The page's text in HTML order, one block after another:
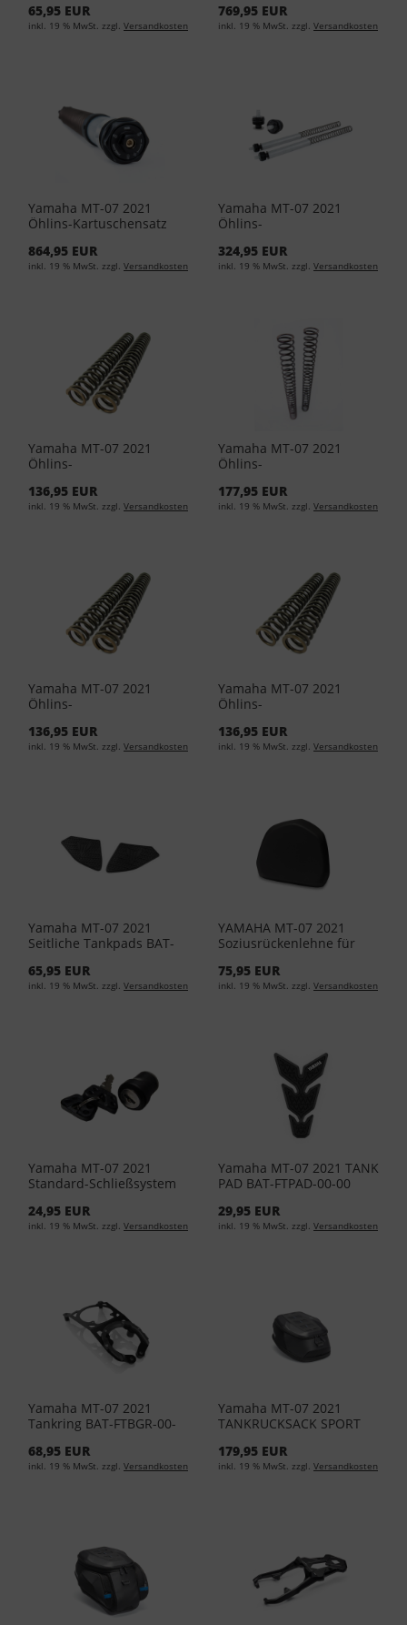
65,95 EUR
inkl. 19 % MwSt. zzgl. Versandkosten
769,95 EUR
inkl. 19 % MwSt. zzgl. Versandkosten
Yamaha MT-07 2021
Öhlins-Kartuschensatz
20400-00-00
864,95 EUR
inkl. 19 % MwSt. zzgl. Versandkosten
Yamaha MT-07 2021
Öhlins-
FSK-10800-00-00
324,95 EUR
inkl. 19 % MwSt. zzgl. Versandkosten
Yamaha MT-07 2021
Öhlins-
SPR-08429-85-00
136,95 EUR
inkl. 19 % MwSt. zzgl. Versandkosten
Yamaha MT-07 2021
Öhlins-
SPR-08425-90-00
177,95 EUR
inkl. 19 % MwSt. zzgl. Versandkosten
Yamaha MT-07 2021
Öhlins-
SPR-08429-90-00
136,95 EUR
inkl. 19 % MwSt. zzgl. Versandkosten
Yamaha MT-07 2021
Öhlins-
SPR-08429-95-00
136,95 EUR
inkl. 19 % MwSt. zzgl. Versandkosten
Yamaha MT-07 2021
Seitliche Tankpads BAT-
65,95 EUR
inkl. 19 % MwSt. zzgl. Versandkosten
YAMAHA MT-07 2021
Soziusrückenlehne für
F84U0-A0-00
75,95 EUR
inkl. 19 % MwSt. zzgl. Versandkosten
Yamaha MT-07 2021
Standard-Schließsystem
09-00
24,95 EUR
inkl. 19 % MwSt. zzgl. Versandkosten
Yamaha MT-07 2021 TANK
PAD BAT-FTPAD-00-00
29,95 EUR
inkl. 19 % MwSt. zzgl. Versandkosten
Yamaha MT-07 2021
Tankring BAT-FTBGR-00-
68,95 EUR
inkl. 19 % MwSt. zzgl. Versandkosten
Yamaha MT-07 2021
TANKRUCKSACK SPORT
179,95 EUR
inkl. 19 % MwSt. zzgl. Versandkosten